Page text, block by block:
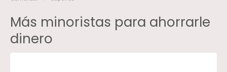
Más minoristas para ahorrarle
dinero